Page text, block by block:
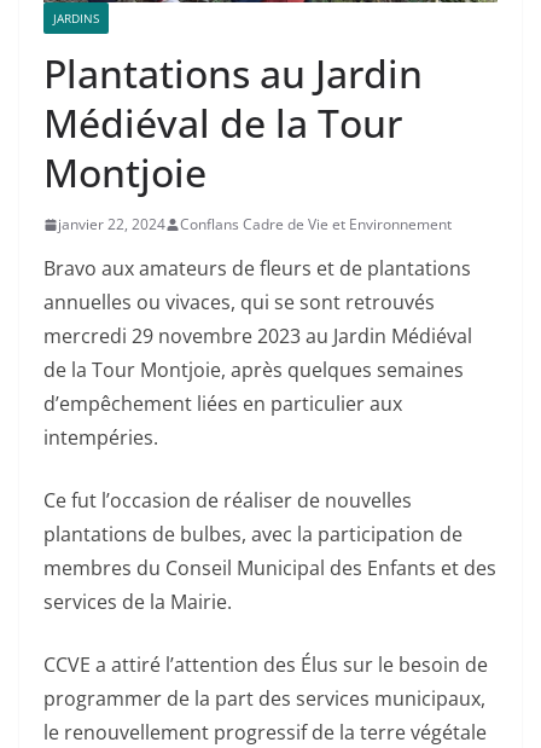
JARDINS
Plantations au Jardin
Médiéval de la Tour
Montjoie
janvier 22, 2024 Conflans Cadre de Vie et Environnement
Bravo aux amateurs de fleurs et de plantations
annuelles ou vivaces, qui se sont retrouvés
mercredi 29 novembre 2023 au Jardin Médiéval
de la Tour Montjoie, après quelques semaines
d’empêchement liées en particulier aux
intempéries.
Ce fut l’occasion de réaliser de nouvelles
plantations de bulbes, avec la participation de
membres du Conseil Municipal des Enfants et des
services de la Mairie.
CCVE a attiré l’attention des Élus sur le besoin de
programmer de la part des services municipaux,
le renouvellement progressif de la terre végétale